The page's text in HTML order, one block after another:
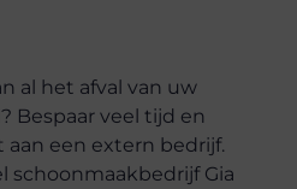
al het afval van uw
Bespaar veel tijd en
een extern bedrijf.
schoonmaakbedrijf Gia